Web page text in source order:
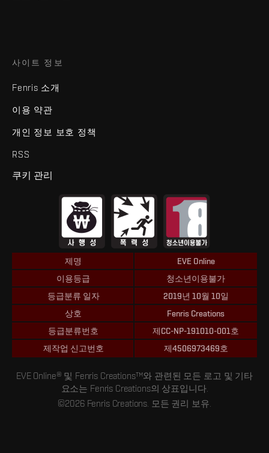
사이트 정보
Fenris 소개
이용 약관
개인 정보 보호 정책
RSS
쿠키 관리
제명
EVE Online
이용등급
청소년이용불가
등급분류 일자
2019년 10월 10일
상호
Fenris Creations
등급분류번호
제CC-NP-191010-001호
제작업 신고번호
제4506973469호
EVE Online® 및 Fenris Creations™와 관련된 모든 로고 및 기타
요소는 Fenris Creations의 상표입니다.
©2026 Fenris Creations. 모든 권리 보유.